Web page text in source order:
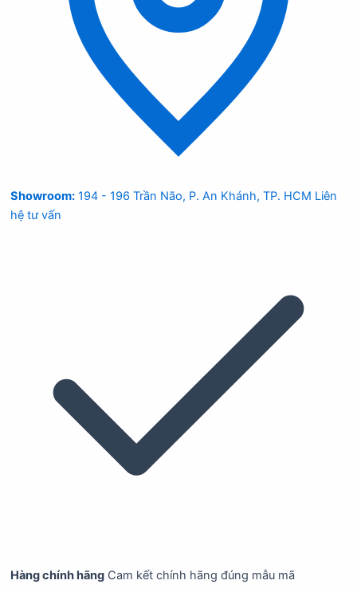
Showroom: 194 - 196 Trần Não, P. An Khánh, TP. HCM Liên
hệ tư vấn
Hàng chính hãng Cam kết chính hãng đúng mẫu mã